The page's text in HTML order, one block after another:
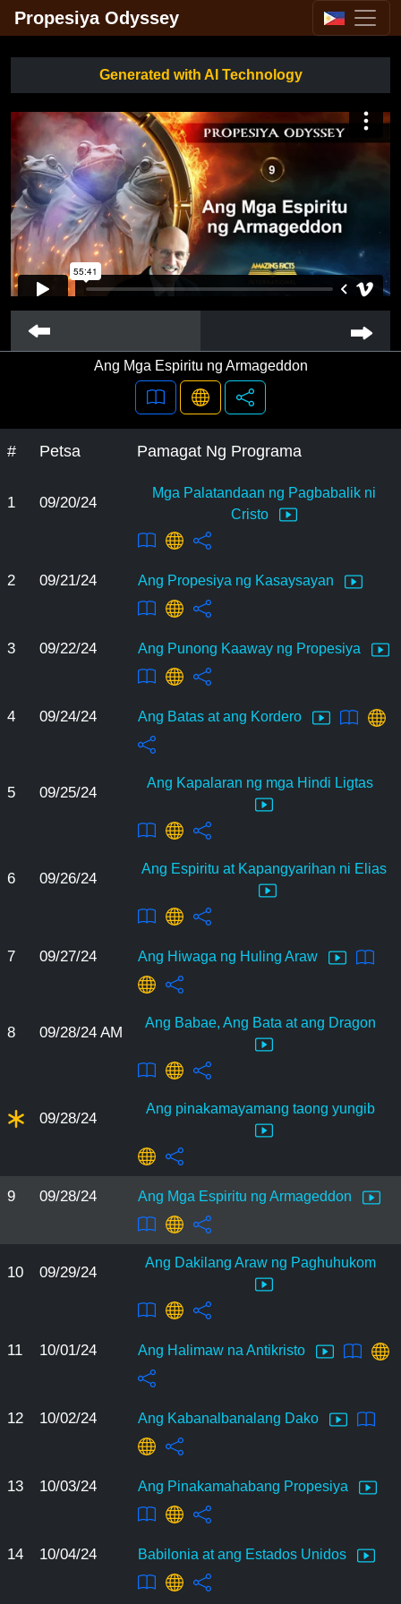
Propesiya Odyssey
Generated with AI Technology
Ang Mga Espiritu ng Armageddon
# Petsa Pamagat Ng Programa
1 09/20/24
Mga Palatandaan ng Pagbabalik ni
Cristo
2 09/21/24 Ang Propesiya ng Kasaysayan
3 09/22/24 Ang Punong Kaaway ng Propesiya
4 09/24/24 Ang Batas at ang Kordero
5 09/25/24
Ang Kapalaran ng mga Hindi Ligtas
6 09/26/24
Ang Espiritu at Kapangyarihan ni Elias
7 09/27/24 Ang Hiwaga ng Huling Araw
8 09/28/24 AM
Ang Babae, Ang Bata at ang Dragon
09/28/24
Ang pinakamayamang taong yungib
9 09/28/24 Ang Mga Espiritu ng Armageddon
10 09/29/24
Ang Dakilang Araw ng Paghuhukom
11 10/01/24 Ang Halimaw na Antikristo
12 10/02/24 Ang Kabanalbanalang Dako
13 10/03/24 Ang Pinakamahabang Propesiya
14 10/04/24 Babilonia at ang Estados Unidos